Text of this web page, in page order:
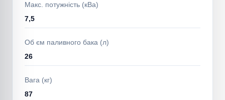
Макс. потужність (кВа)
7,5
Об єм паливного бака (л)
26
Вага (кг)
87